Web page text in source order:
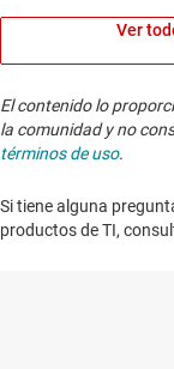
Ver
El contenido lo
la comunidad y no
términos de uso.
Si tiene alguna
productos de TI,